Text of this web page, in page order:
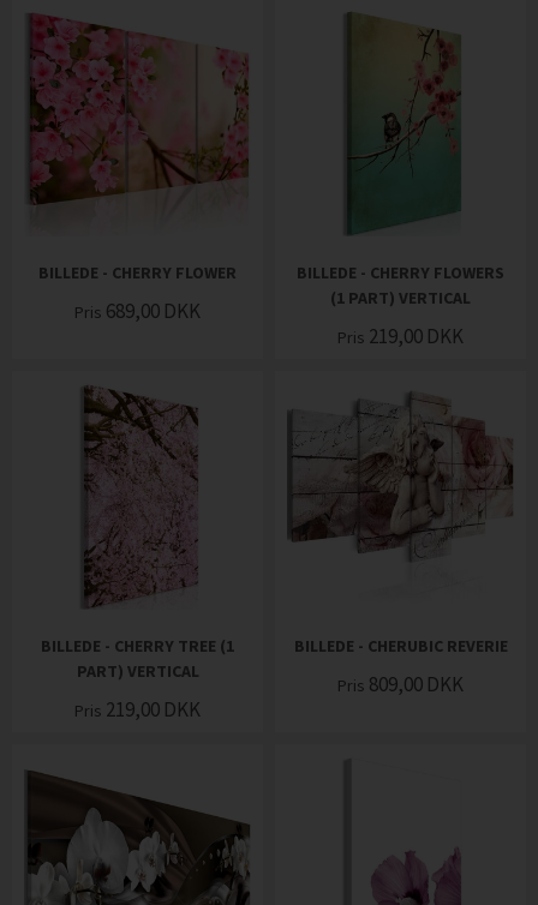
BILLEDE - CHERRY FLOWER
Pris 689,00 DKK
BILLEDE - CHERRY FLOWERS
(1 PART) VERTICAL
Pris 219,00 DKK
BILLEDE - CHERRY TREE (1
PART) VERTICAL
Pris 219,00 DKK
BILLEDE - CHERUBIC REVERIE
Pris 809,00 DKK